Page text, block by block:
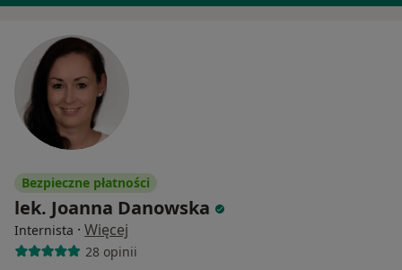
Bezpieczne płatności
lek. Joanna Danowska
Internista · Więcej
28 opinii